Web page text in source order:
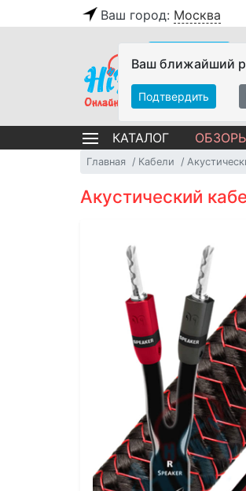
Ваш город: Москва
Ваш ближайший
Подтвердить
КАТАЛОГ
Главная Кабели
Акустический